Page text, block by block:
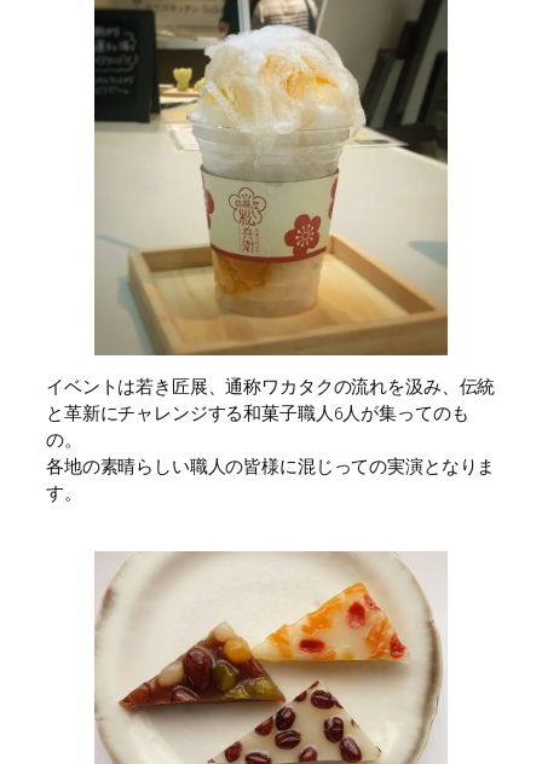
イベントは若き匠展、通称ワカタクの流れを汲み、伝統
と革新にチャレンジする和菓子職人6人が集ってのも
の。
各地の素晴らしい職人の皆様に混じっての実演となりま
す。